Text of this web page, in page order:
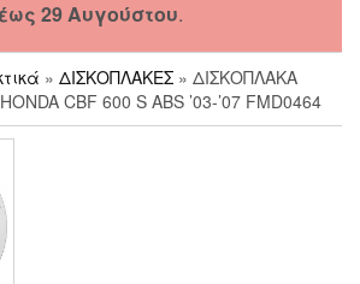
έως 29 Αυγούστου.
» ΔΙΣΚΟΠΛΑΚΕΣ » ΔΙΣΚΟΠΛΑΚΑ
CBF 600 S ABS ’03-’07 FMD0464